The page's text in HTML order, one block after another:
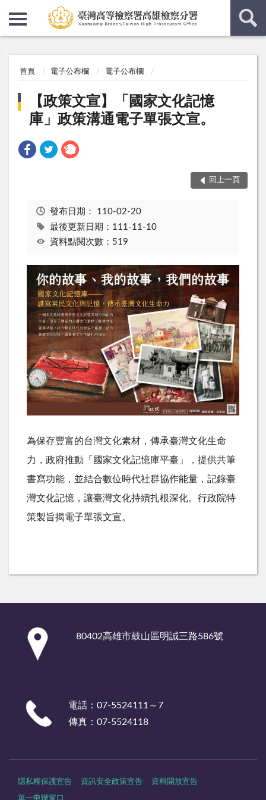
首頁 電子公布欄 電子公布欄
【政策文宣】「國家文化記憶
庫」政策溝通電子單張文宣。
回上一頁
發布日期： 110-02-20
最後更新日期：111-11-10
資料點閱次數：519
為保存豐富的台灣文化素材，傳承臺灣文化生命
力，政府推動「國家文化記憶庫平臺」，提供共筆
書寫功能，並結合數位時代社群協作能量，記錄臺
灣文化記憶，讓臺灣文化持續扎根深化。行政院特
策製旨揭電子單張文宣。
80402高雄市鼓山區明誠三路586號
電話：07-5524111～7
傳真：07-5524118
隱私權保護宣告 資訊安全政策宣告 資料開放宣告
單一申辦窗口